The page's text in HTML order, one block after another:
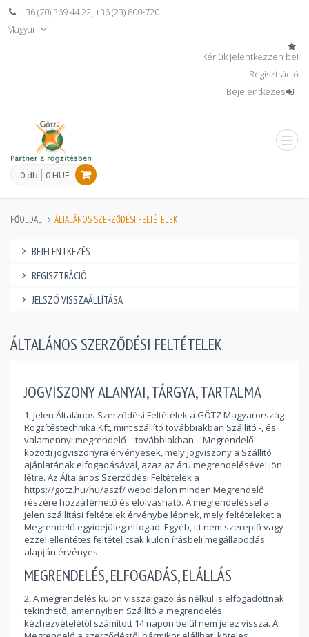
+36 (70) 369 44 22,+36 (23) 800-720
Magyar
Kérjük jelentkezzen be!
Regisztráció
Bejelentkezés
0 db 0 HUF
FŐOLDAL ÁLTALÁNOS SZERZŐDÉSI FELTÉTELEK
BEJELENTKEZÉS
REGISZTRÁCIÓ
JELSZÓ VISSZAÁLLÍTÁSA
ÁLTALÁNOS SZERZŐDÉSI FELTÉTELEK
JOGVISZONY ALANYAI, TÁRGYA, TARTALMA
1, Jelen Általános Szerződési Feltételek a GÖTZ Magyarország
Rögzítéstechnika Kft, mint szállító továbbiakban Szállító -, és
valamennyi megrendelő – továbbiakban – Megrendelő -
közötti jogviszonyra érvényesek, mely jogviszony a Szállító
ajánlatának elfogadásával, azaz az áru megrendelésével jön
létre. Az Általános Szerződési Feltételek a
https://gotz.hu/hu/aszf/ weboldalon minden Megrendelő
részére hozzáférhető és elolvasható. A megrendeléssel a
jelen szállítási feltételek érvénybe lépnek, mely feltételeket a
Megrendelő egyidejűleg elfogad. Egyéb, itt nem szereplő vagy
ezzel ellentétes feltétel csak külön írásbeli megállapodás
alapján érvényes.
MEGRENDELÉS, ELFOGADÁS, ELÁLLÁS
2, A megrendelés külön visszaigazolás nélkül is elfogadottnak
tekinthető, amennyiben Szállító a megrendelés
kézhezvételétől számított 14 napon belül nem jelez vissza. A